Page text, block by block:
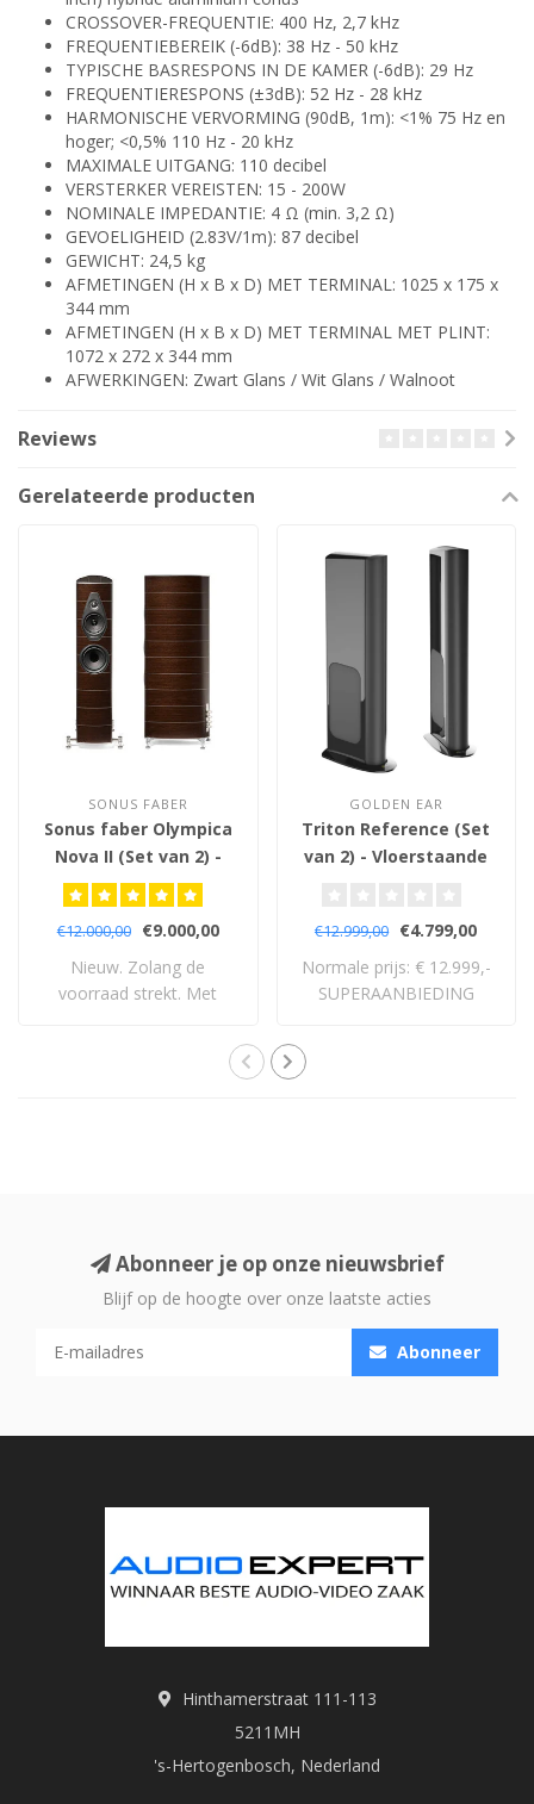
CROSSOVER-FREQUENTIE: 400 Hz, 2,7 kHz
FREQUENTIEBEREIK (-6dB): 38 Hz - 50 kHz
TYPISCHE BASRESPONS IN DE KAMER (-6dB): 29 Hz
FREQUENTIERESPONS (±3dB): 52 Hz - 28 kHz
HARMONISCHE VERVORMING (90dB, 1m): <1% 75 Hz en
hoger; <0,5% 110 Hz - 20 kHz
MAXIMALE UITGANG: 110 decibel
VERSTERKER VEREISTEN: 15 - 200W
NOMINALE IMPEDANTIE: 4 Ω (min. 3,2 Ω)
GEVOELIGHEID (2.83V/1m): 87 decibel
GEWICHT: 24,5 kg
AFMETINGEN (H x B x D) MET TERMINAL: 1025 x 175 x
344 mm
AFMETINGEN (H x B x D) MET TERMINAL MET PLINT:
1072 x 272 x 344 mm
AFWERKINGEN: Zwart Glans / Wit Glans / Walnoot
Reviews
Gerelateerde producten
SONUS FABER
Sonus faber Olympica
Nova II (Set van 2) -
Vloerstaande
Luidsprekers
€12.000,00
€9.000,00
Nieuw. Zolang de
voorraad strekt. Met
GOLDEN EAR
Triton Reference (Set
van 2) - Vloerstaande
€12.999,00 €4.799,00
Normale prijs: € 12.999,-
SUPERAANBIEDING
Abonneer je op onze nieuwsbrief
Blijf op de hoogte over onze laatste acties
Abonneer
Hinthamerstraat 111-113
5211MH
's-Hertogenbosch, Nederland